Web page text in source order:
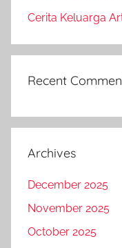
Cerita Keluarga
Recent
Archives
December 2025
November 2025
October 2025